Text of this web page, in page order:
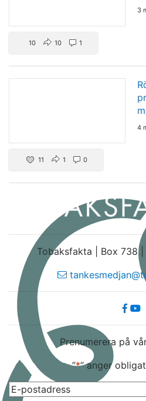
3
10 10 1
4
11 1 0
Tobaksfakta | Box 738
Prenumerera på
”*” anger